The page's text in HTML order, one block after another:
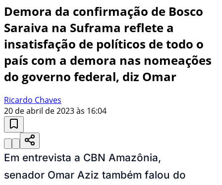
Demora da confirmação de Bosco
Saraiva na Suframa reflete a
insatisfação de políticos de todo o
país com a demora nas nomeações
do governo federal, diz Omar
Ricardo Chaves
20 de abril de 2023 às 16:04
Em entrevista a CBN Amazônia,
senador Omar Aziz também falou do